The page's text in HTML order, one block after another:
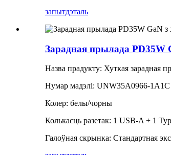
запытдэталь
Зарадная прылада PD35W
Назва прадукту: Хуткая зарадная
Нумар мадэлі: UNW35A0966-1A1C
Колер: белы/чорны
Колькасць разетак: 1 USB-A + 1
Галоўная скрынка: Стандартная